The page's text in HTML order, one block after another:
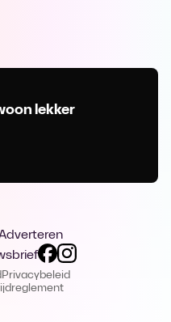
lekker
Privacybeleid